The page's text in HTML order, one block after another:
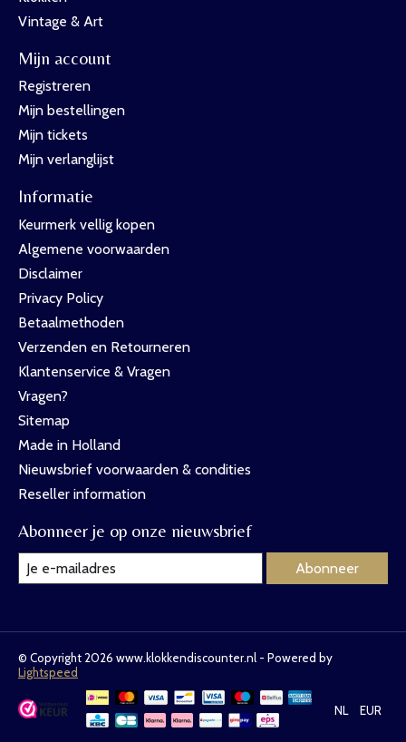
Vintage & Art
Mijn account
Registreren
Mijn bestellingen
Mijn tickets
Mijn verlanglijst
Informatie
Keurmerk vellig kopen
Algemene voorwaarden
Disclaimer
Privacy Policy
Betaalmethoden
Verzenden en Retourneren
Klantenservice & Vragen
Vragen?
Sitemap
Made in Holland
Nieuwsbrief voorwaarden & condities
Reseller information
Abonneer je op onze nieuwsbrief
Abonneer
© Copyright 2026 www.klokkendiscounter.nl - Powered by
Lightspeed
NL EUR